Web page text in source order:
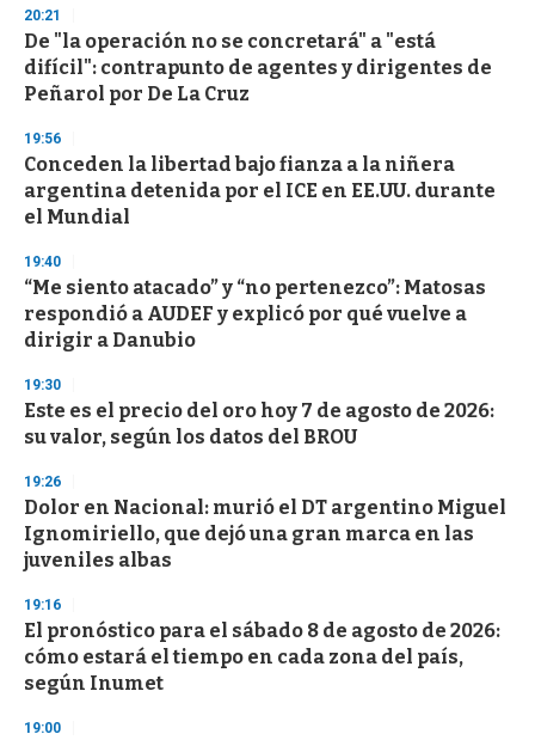
s
e
c
o
n
20:21
De "la operación no se concretará" a "está
difícil": contrapunto de agentes y dirigentes de
Peñarol por De La Cruz
19:56
Conceden la libertad bajo fianza a la niñera
argentina detenida por el ICE en EE.UU. durante
el Mundial
19:40
“Me siento atacado” y “no pertenezco”: Matosas
respondió a AUDEF y explicó por qué vuelve a
dirigir a Danubio
19:30
Este es el precio del oro hoy 7 de agosto de 2026:
su valor, según los datos del BROU
19:26
Dolor en Nacional: murió el DT argentino Miguel
Ignomiriello, que dejó una gran marca en las
juveniles albas
19:16
El pronóstico para el sábado 8 de agosto de 2026:
cómo estará el tiempo en cada zona del país,
según Inumet
19:00